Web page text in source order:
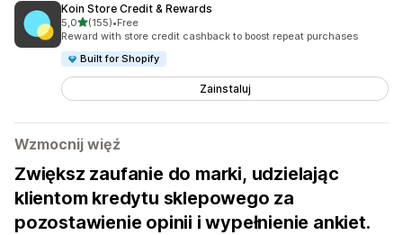
Koin Store Credit & Rewards
5,0na 5 gwiazdek
(155)
Łączna liczba recenzji: 155
•Free
Reward with store credit cashback to boost repeat purchases
Built for Shopify
Zainstaluj
Wzmocnij więź
Zwiększ zaufanie do marki, udzielając
klientom kredytu sklepowego za
pozostawienie opinii i wypełnienie ankiet.